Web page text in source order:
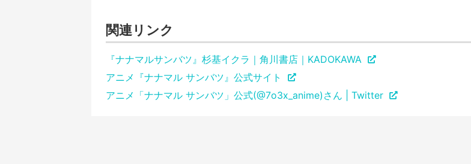
関連リンク
『ナナマルサンバツ』杉基イクラ｜角川書店｜KADOKAWA
アニメ『ナナマル サンバツ』公式サイト
アニメ「ナナマル サンバツ」公式(@7o3x_anime)さん | Twitter